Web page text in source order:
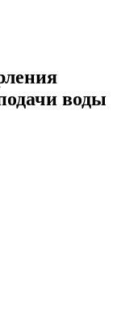
воды